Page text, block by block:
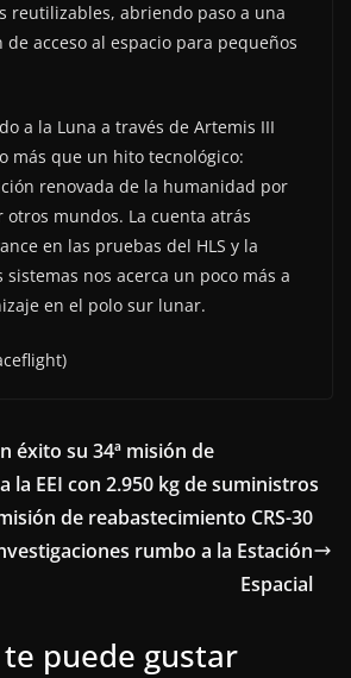
reutilizables, abriendo paso a una
de acceso al espacio para pequeños
a la Luna a través de Artemis III
más que un hito tecnológico:
renovada de la humanidad por
mundos. La cuenta atrás
en las pruebas del HLS y la
nos acerca un poco más a
en el polo sur lunar.
éxito su 34ª misión de
la EEI con 2.950 kg de suministros
de reabastecimiento CRS-30
rumbo a la Estación
Espacial
puede gustar